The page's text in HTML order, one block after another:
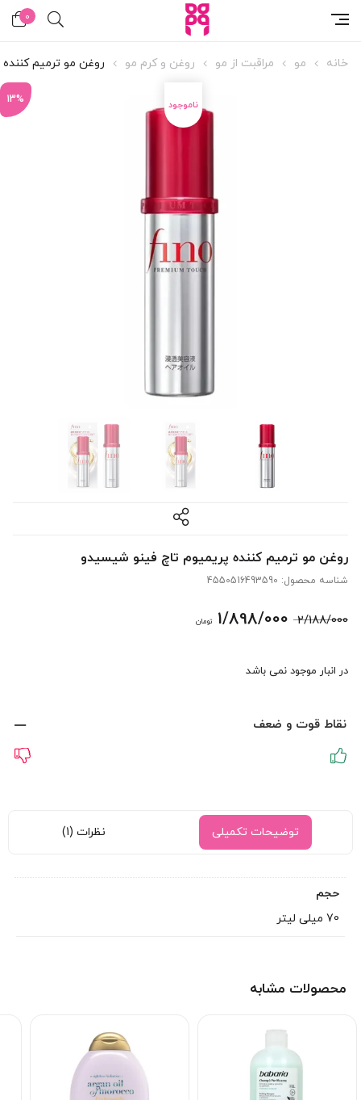
0
خانه مو مراقبت از مو روغن و کرم مو روغن مو ترمیم
13%
روغن مو ترمیم کننده پریمیوم تاچ فینو شیسیدو
شناسه محصول: 4550516493590
2/188/000 قیمت
بود.
1/898/000 تومانقیمت
در انبار موجود نمی باشد
نقاط قوت و ضعف
توضیحات تکمیلی نظرات (1)
حجم
70 میلی لیتر
محصولات مشابه